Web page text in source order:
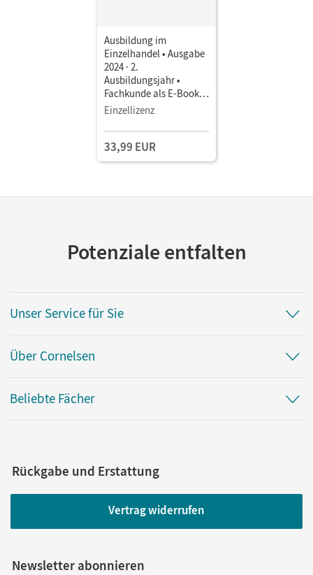
Ausbildung im
Einzelhandel • Ausgabe
2024 · 2.
Ausbildungsjahr •
Fachkunde als E-Book
(3 Jahre) Mit Medien
Einzellizenz
33,99 EUR
Potenziale entfalten
Unser Service für Sie
Über Cornelsen
Beliebte Fächer
Rückgabe und Erstattung
Vertrag widerrufen
Newsletter abonnieren